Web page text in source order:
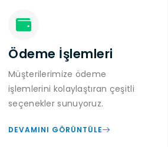
Ödeme İşlemleri
Müşterilerimize ödeme
işlemlerini kolaylaştıran çeşitli
seçenekler sunuyoruz.
DEVAMINI GÖRÜNTÜLE